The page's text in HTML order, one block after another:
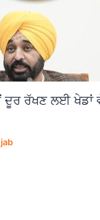
ਦੂਰ ਰੱਖਣ ਲਈ ਖੇਡਾਂ